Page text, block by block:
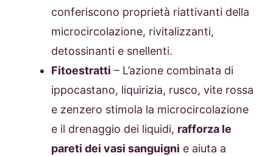
conferiscono proprietà riattivanti della
microcircolazione, rivitalizzanti,
detossinanti e snellenti.
Fitoestratti – L’azione combinata di
ippocastano, liquirizia, rusco, vite rossa
e zenzero stimola la microcircolazione
e il drenaggio dei liquidi, rafforza le
pareti dei vasi sanguigni e aiuta a